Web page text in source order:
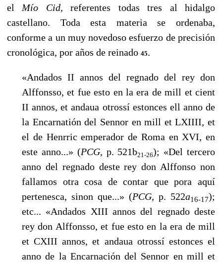
el Mío Cid,referentes todas tres al hidalgo
castellano. Toda esta materia se ordenaba,
conforme a un muy novedoso esfuerzo de precisión
cronológica, por años de reinado 45.
«Andados II annos del regnado del rey don
Alffonsso, et fue esto en la era de mill et cient
II annos, et andaua otrossí estonces ell anno de
la Encarnatión del Sennor en mill et LXIIII, et
el de Henrric emperador de Roma en XVI, en
este anno...» (PCG, p. 521b21-26); «Del tercero
anno del regnado deste rey don Alffonso non
fallamos otra cosa de contar que pora aquí
pertenesca, sinon que...» (PCG, p. 522a16-17);
etc... «Andados XIII annos del regnado deste
rey don Alffonsso, et fue esto en la era de mill
et CXIII annos, et andaua otrossí estonces el
anno de la Encarnación del Sennor en mill et